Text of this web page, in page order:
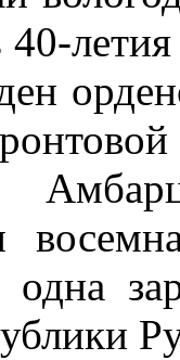
40-
одна